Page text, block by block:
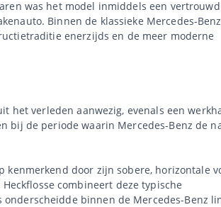
was het model inmiddels een
Binnen de klassieke Mercedes-
enerzijds en de meer moderne
het verleden aanwezig, evenals een
bij de periode waarin Mercedes-Benz de
door zijn sobere, horizontale
combineert deze typische
binnen de Mercedes-Benz